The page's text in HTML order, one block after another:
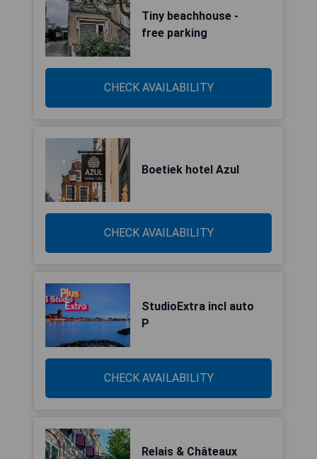
Tiny beachhouse -
free parking
CHECK AVAILABILITY
Boetiek hotel Azul
CHECK AVAILABILITY
StudioExtra incl auto
P
CHECK AVAILABILITY
Relais & Châteaux